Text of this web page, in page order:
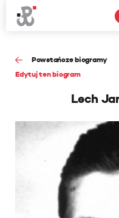
Powstańcze biogramy
Edytuj ten biogram
Lech